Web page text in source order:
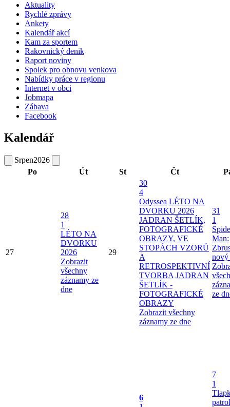
Aktuality
Rychlé zprávy
Ankety
Kalendář akcí
Kam za sportem
Rakovnický denik
Raport noviny
Spolek pro obnovu venkova
Nabídky práce v regionu
Internet v obci
Jobmapa
Zábava
Facebook
Kalendář
Srpen2026
Po
Út St Čt
27
28
1
LÉTO NA
DVORKU
2026
Zobrazit
všechny
záznamy ze
dne
29
30
4
Odyssea LÉTO NA
DVORKU 2026
JADRAN ŠETLÍK,
FOTOGRAFICKÉ
OBRAZY, VE
STOPÁCH VZORŮ
A
RETROSPEKTIVNÍ
TVORBA JADRAN
ŠETLÍK -
FOTOGRAFICKÉ
OBRAZY
Zobrazit všechny
záznamy ze dne
31
1
Man:
nový
ze
6
7
1